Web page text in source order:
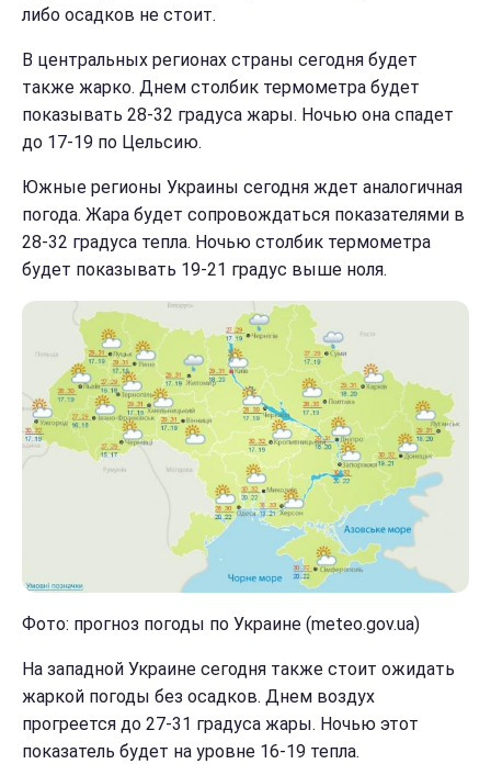
либо осадков не стоит.
В центральных регионах страны сегодня будет
также жарко. Днем столбик термометра будет
показывать 28-32 градуса жары. Ночью она спадет
до 17-19 по Цельсию.
Южные регионы Украины сегодня ждет аналогичная
погода. Жара будет сопровождаться показателями в
28-32 градуса тепла. Ночью столбик термометра
будет показывать 19-21 градус выше ноля.
Фото: прогноз погоды по Украине (meteo.gov.ua)
На западной Украине сегодня также стоит ожидать
жаркой погоды без осадков. Днем воздух
прогреется до 27-31 градуса жары. Ночью этот
показатель будет на уровне 16-19 тепла.